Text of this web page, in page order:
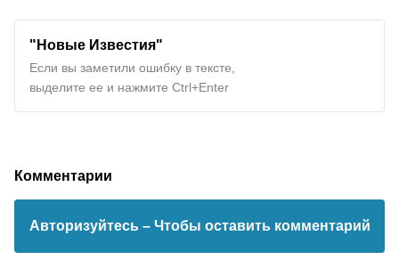
"Новые Известия"
Если вы заметили ошибку в тексте,
выделите ее и нажмите Ctrl+Enter
Комментарии
Авторизуйтесь – Чтобы оставить комментарий